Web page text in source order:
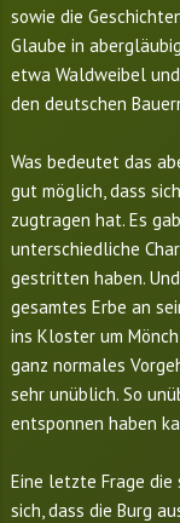
sowie die
Glaube in
etwa Waldweibel
den deutschen
Was bedeutet das
gut möglich, dass
zugtragen hat. Es
unterschiedliche
gestritten haben.
gesamtes Erbe an
ins Kloster um
ganz normales
sehr unüblich. So
entsponnen haben
Eine letzte Frage
sich, dass die Burg